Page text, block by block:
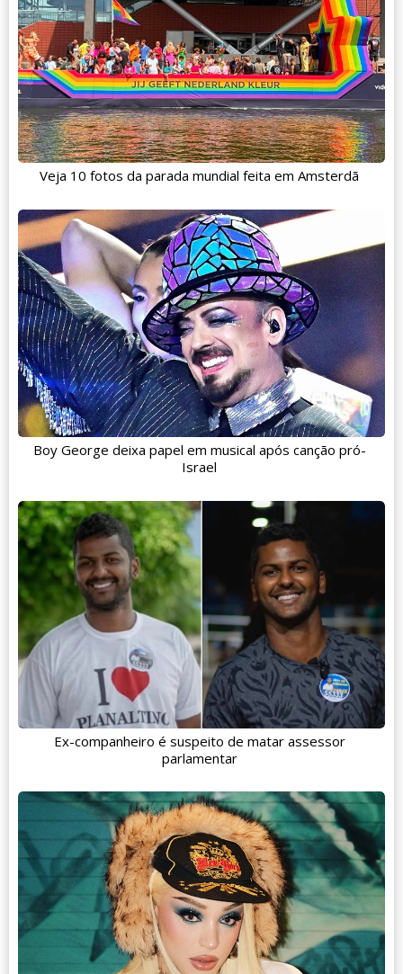
Veja 10 fotos da parada mundial feita em Amsterdã
Boy George deixa papel em musical após canção pró-
Israel
Ex-companheiro é suspeito de matar assessor
parlamentar